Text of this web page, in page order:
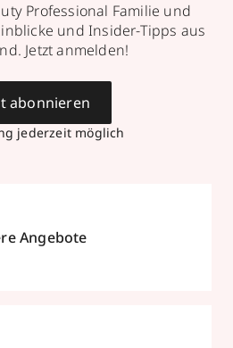
Professional Familie und
und Insider-Tipps aus
Jetzt anmelden!
jederzeit möglich
abonnieren
Angebote